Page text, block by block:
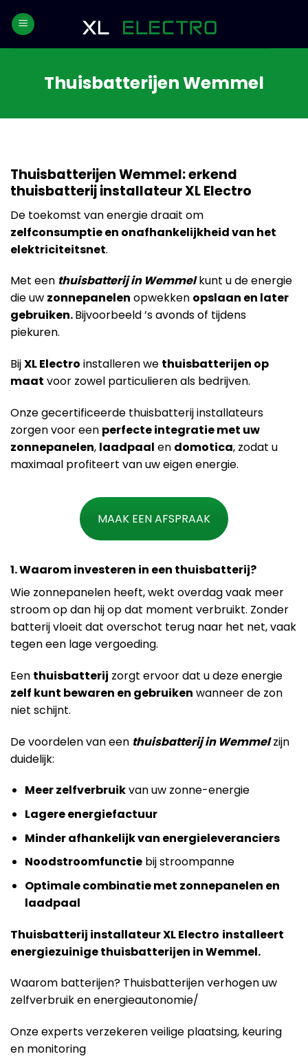
Thuisbatterijen Wemmel
Thuisbatterijen Wemmel: erkend
thuisbatterij installateur XL Electro
De toekomst van energie draait om
zelfconsumptie en onafhankelijkheid van het
elektriciteitsnet.
Met een thuisbatterij in Wemmelkunt u de energie
die uw zonnepanelen opwekken opslaan en later
gebruiken.Bijvoorbeeld ’s avonds of tijdens
piekuren.
BijXL Electro installeren we thuisbatterijen op
maat voor zowel particulieren als bedrijven.
Onze gecertificeerde thuisbatterij installateurs
zorgen voor een perfecte integratie met uw
zonnepanelen, laadpaal en domotica, zodat u
maximaal profiteert van uw eigen energie.
MAAK EEN AFSPRAAK
1. Waarom investeren in een thuisbatterij?
Wie zonnepanelen heeft, wekt overdag vaak meer
stroom op dan hij op dat moment verbruikt. Zonder
batterij vloeit dat overschot terug naar het net, vaak
tegen een lage vergoeding.
Een thuisbatterij zorgt ervoor dat u deze energie
zelf kunt bewaren en gebruiken wanneer de zon
niet schijnt.
De voordelen van een thuisbatterij in Wemmelzijn
duidelijk:
Meer zelfverbruikvan uw zonne-energie
Lagere energiefactuur
Minder afhankelijk van energieleveranciers
Noodstroomfunctiebij stroompanne
Optimale combinatie met zonnepanelen en
laadpaal
Thuisbatterij installateur XL Electro installeert
energiezuinige thuisbatterijen in Wemmel.
Waarom batterijen? Thuisbatterijen verhogen uw
zelfverbruik en energieautonomie/
Onze experts verzekeren veilige plaatsing, keuring
en monitoring